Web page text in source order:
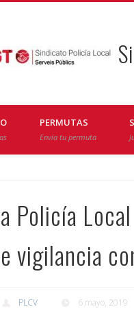
PERMUTAS
Envía tu permuta
Policía
vigilancia
PLCV 6 mayo, 2019